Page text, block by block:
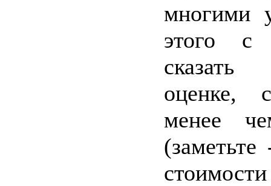
многими
этого с
оценке,
менее